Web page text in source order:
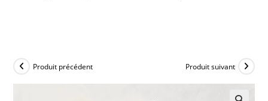
Produit précédent Produit suivant